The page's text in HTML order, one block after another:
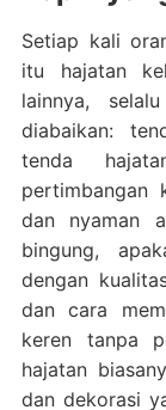
Setiap kali
itu hajatan
lainnya,
diabaikan:
tenda
pertimbangan
dan nyaman
bingung,
dengan
dan cara
keren tanpa
hajatan
dan dekorasi